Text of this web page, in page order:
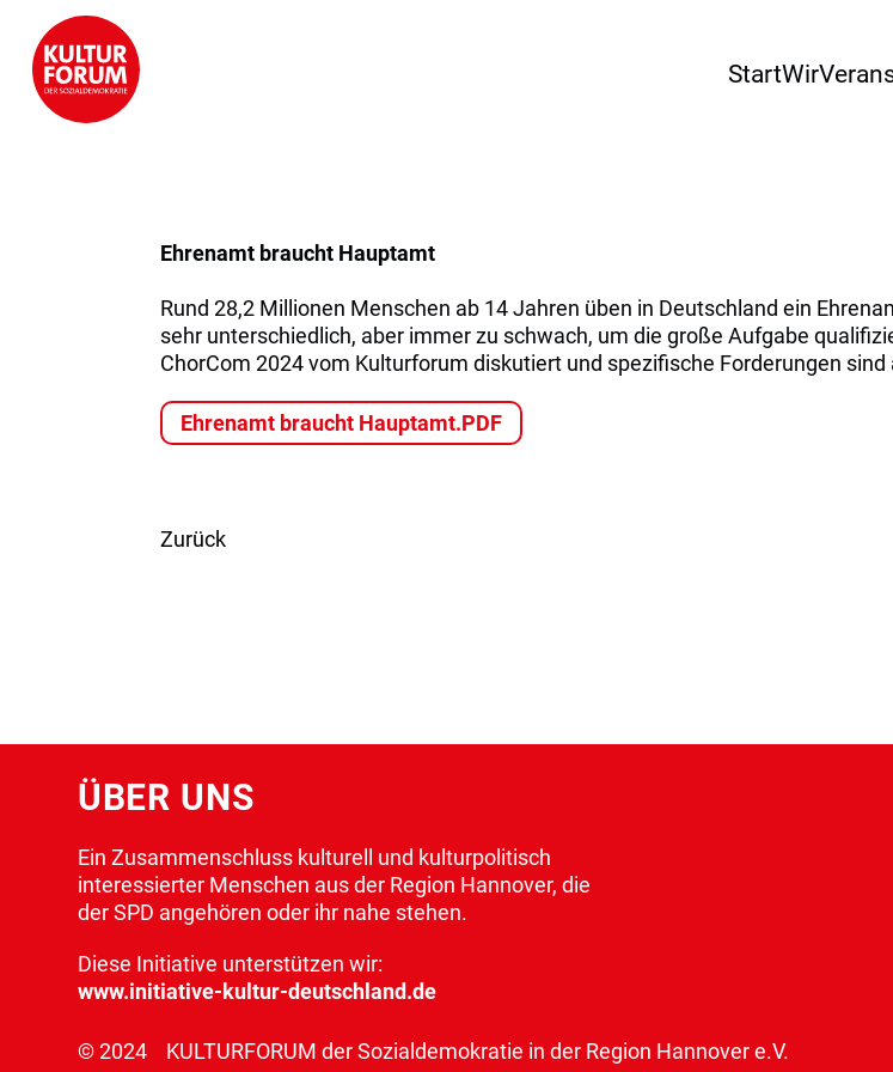
StartWir
Ehrenamt braucht Hauptamt
Rund 28,2 Millionen Menschen ab 14 Jahren üben in Deutschland ein
sehr unterschiedlich, aber immer zu schwach, um die große Aufgabe
ChorCom 2024 vom Kulturforum diskutiert und spezifische Forderungen
Ehrenamt braucht Hauptamt.PDF
Zurück
ÜBER UNS
Ein Zusammenschluss kulturell und kulturpolitisch
interessierter Menschen aus der Region Hannover, die
der SPD angehören oder ihr nahe stehen.
Diese Initiative unterstützen wir:
www.initiative-kultur-deutschland.de
© 2024 KULTURFORUM der Sozialdemokratie in der Region Hannover e.V.